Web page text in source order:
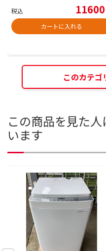
税込 11600
カートに入れる
このカテゴ
この商品を見た
います